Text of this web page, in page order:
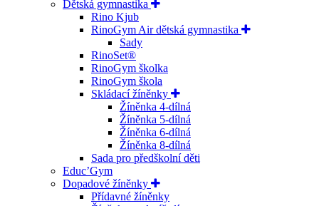
Dětská gymnastika
Rino Kjub
RinoGym Air dětská gymnastika
Sady
RinoSet®
RinoGym školka
RinoGym škola
Skládací žíněnky
Žíněnka 4-dílná
Žíněnka 5-dílná
Žíněnka 6-dílná
Žíněnka 8-dílná
Sada pro předškolní děti
Educ’Gym
Dopadové žíněnky
Přídavné žíněnky